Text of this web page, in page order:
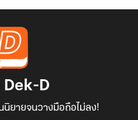
Dek-D
ยายจนวางมือถือไม่ลง!